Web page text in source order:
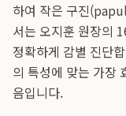
하여 작은 구진
서는 오지훈 원장의
정확하게 감별 진단
의 특성에 맞는 가장
음입니다.